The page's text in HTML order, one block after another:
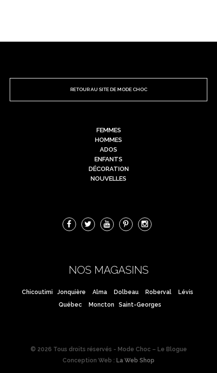
RETOUR AU SITE DE MODE CHOC
FEMMES
HOMMES
ADOS
ENFANTS
DÉCORATION
NOUVELLES
NOS MAGASINS
Chicoutimi Jonquière Alma Dolbeau Roberval
Lévis
Québec
Moncton Saint-Georges
© 2026 Tous droits réservés - Mode Choc – Le Blogue
Conception Web : La Web Shop